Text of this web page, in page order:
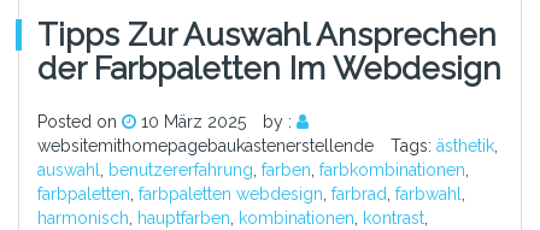
Tipps Zur Auswahl Ansprechen
Der Farbpaletten Im Webdesign
Posted on 10 März 2025
by :
websitemithomepagebaukastenerstellende
Tags: ästhetik
auswahl
benutzererfahrung farben farbkombinationen
farbpaletten farbpaletten webdesign farbrad farbwahl
harmonisch
hauptfarben kombinationen kontrast